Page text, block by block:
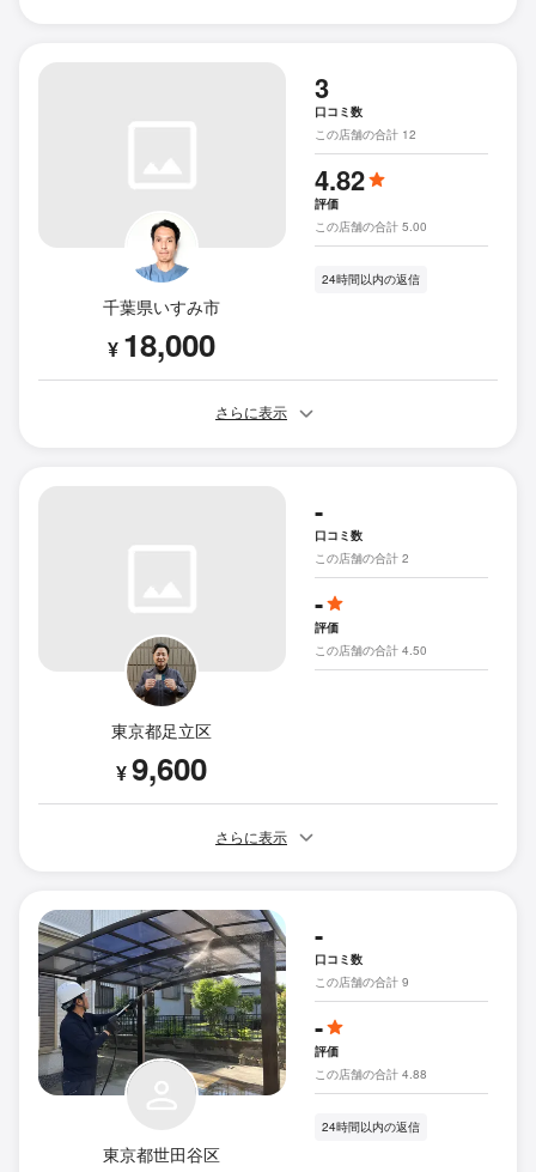
千葉県いすみ市
¥ 18,000
3
口コミ数
この店舗の合計 12
4.82
評価
この店舗の合計 5.00
24時間以内の返信
さらに表示
東京都足立区
¥9,600
-
口コミ数
この店舗の合計 2
-
評価
この店舗の合計 4.50
さらに表示
東京都世田谷区
-
口コミ数
この店舗の合計 9
-
評価
この店舗の合計 4.88
24時間以内の返信